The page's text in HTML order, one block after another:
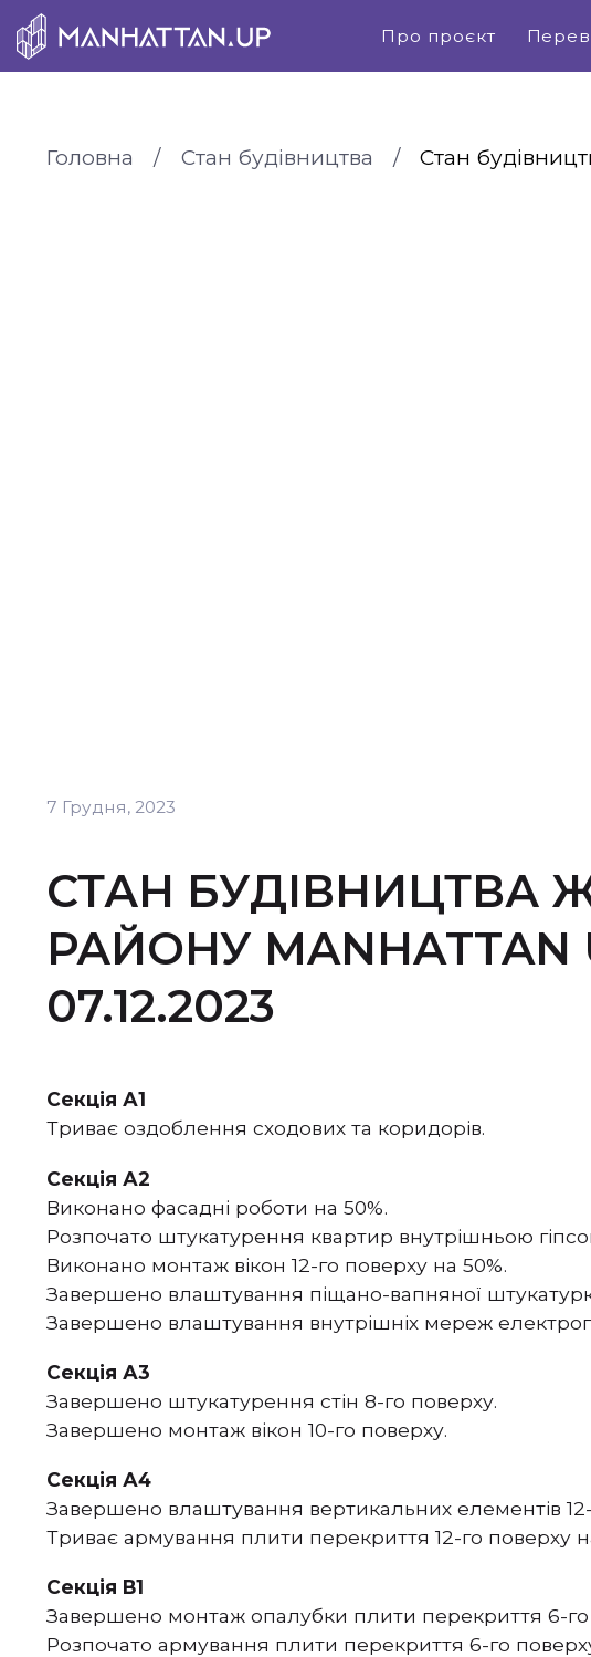
Про проєкт
Головна Стан будівництва Стан
7 Грудня, 2023
СТАН БУДІВНИЦТВА
РАЙОНУ MANHATTAN
07.12.2023
Секція А1
Триває оздоблення сходових та коридорів.
Секція А2
Виконано фасадні роботи на 50%.
Розпочато штукатурення квартир внутрішньою
Виконано монтаж вікон 12-го поверху на 50%.
Завершено влаштування піщано-вапняної
Завершено влаштування внутрішніх мереж
Секція А3
Завершено штукатурення стін 8-го поверху.
Завершено монтаж вікон 10-го поверху.
Секція А4
Завершено влаштування вертикальних елементів 12-
Триває армування плити перекриття 12-го поверху
Секція В1
Завершено монтаж опалубки плити перекриття 6-го
Розпочато армування плити перекриття 6-го